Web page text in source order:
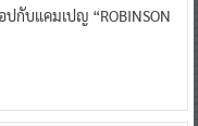
กับแคมเปญ “ROBINSON